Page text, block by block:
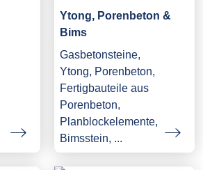
Ytong, Porenbeton &
Bims
Gasbetonsteine,
Ytong, Porenbeton,
Fertigbauteile aus
Porenbeton,
Planblockelemente,
Bimsstein, ...